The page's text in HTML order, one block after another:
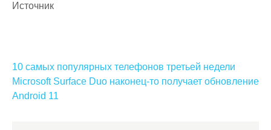
Источник
Навигация
по
записям
10 самых популярных телефонов третьей недели
Microsoft Surface Duo наконец-то получает обновление
Android 11